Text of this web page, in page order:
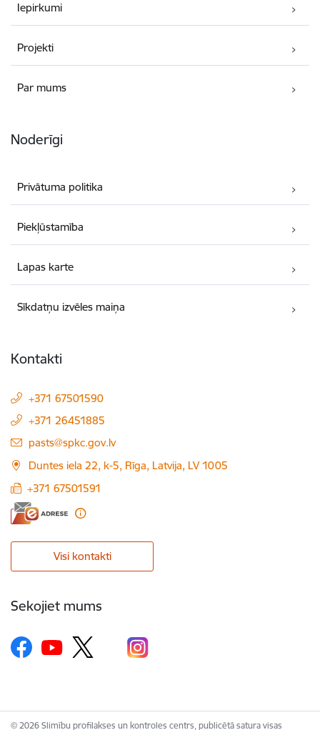
Iepirkumi
Projekti
Par mums
Noderīgi
Privātuma politika
Piekļūstamība
Lapas karte
Sīkdatņu izvēles maiņa
Kontakti
+371 67501590
+371 26451885
E-pasts:
pasts@spkc.gov.lv
Duntes iela 22, k-5, Rīga, Latvija, LV 1005
+371 67501591
Visi kontakti
Sekojiet mums
© 2026 Slimību profilakses un kontroles centrs, publicētā satura visas